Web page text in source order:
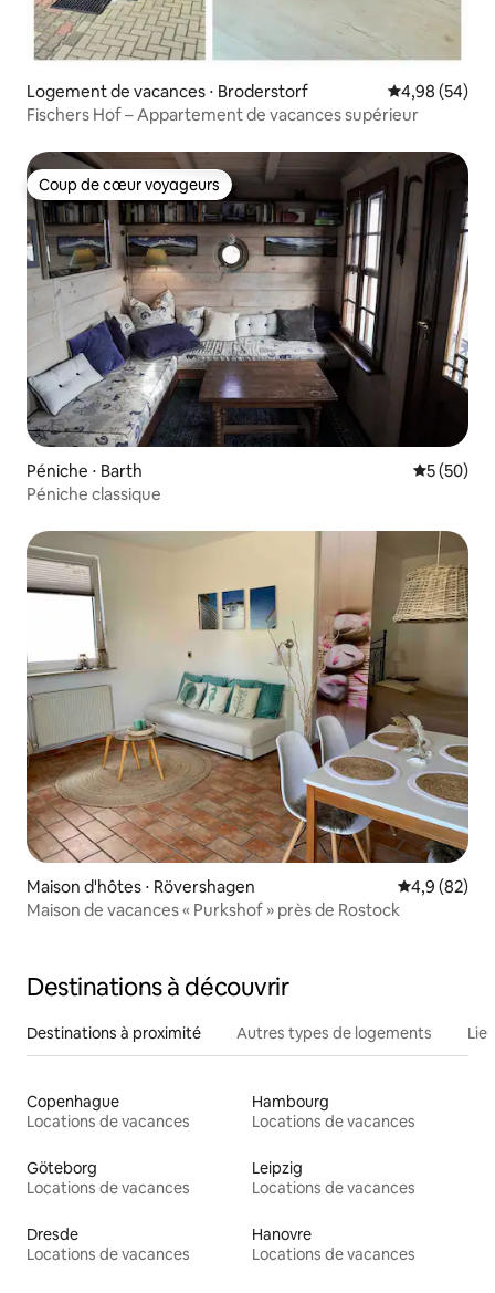
Logement de vacances ⋅ Broderstorf Évaluation
4,98 (54)
Fischers Hof – Appartement de vacances supérieur
Coup de cœur voyageurs
Coup de cœur voyageurs
Péniche ⋅ Barth
5 (50)
Péniche classique
Maison d'hôtes ⋅ Rövershagen Évaluation
4,9 (82)
Maison de vacances « Purkshof » près de Rostock
Destinations à découvrir
Destinations à proximité Autres types de logements
Copenhague
Locations de vacances
Hambourg
Locations de vacances
Göteborg
Locations de vacances
Leipzig
Locations de vacances
Dresde
Locations de vacances
Hanovre
Locations de vacances